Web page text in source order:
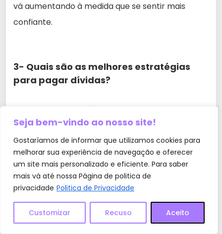
Seja bem-vindo ao nosso site!
Gostaríamos de informar que utilizamos cookies para
melhorar sua experiência de navegação e oferecer
um site mais personalizado e eficiente. Para saber
mais vá até nossa Página de politica de
privacidade Politica de Privacidade
Customizar Recuso Aceito
vá aumentando à medida que se sentir mais
confiante.
3- Quais são as melhores estratégias
para pagar dívidas?
As melhores estratégias incluem priorizar o
pagamento de dívidas com juros altos, consolidar
dívidas, ou transferir saldos para cartões com
taxas de juros menores.
4- O que fazer se estou próxima da
aposentadoria e ainda não me planejei?